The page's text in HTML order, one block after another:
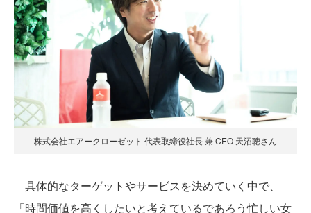
株式会社エアークローゼット 代表取締役社長 兼 CEO 天沼聰さん
具体的なターゲットやサービスを決めていく中で、
「時間価値を高くしたいと考えているであろう忙しい女